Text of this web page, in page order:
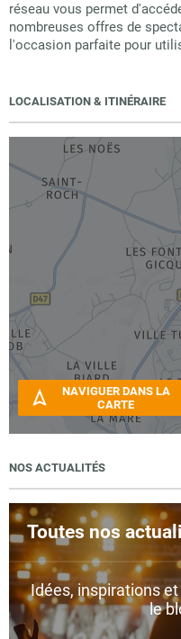
réseau vous permet
nombreuses offres de
l'occasion parfaite pour
LOCALISATION & ITINÉRAIRE
NAVIGUER DANS LA
CARTE
NOS ACTUALITÉS
Toutes nos
Idées, inspirations
le